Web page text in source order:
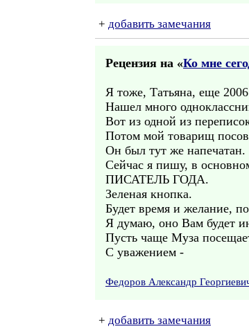
+ добавить замечания
Рецензия на «Ко мне
Я тоже, Татьяна, еще
Нашел много
Вот из одной из
Потом мой товарищ
Он был тут же напечатан.
Сейчас я пишу, в
ПИСАТЕЛЬ ГОДА.
Зеленая кнопка.
Будет время и желание,
Я думаю, оно Вам будет
Пусть чаще Муза
С уважением -
Федоров Александр
+ добавить замечания